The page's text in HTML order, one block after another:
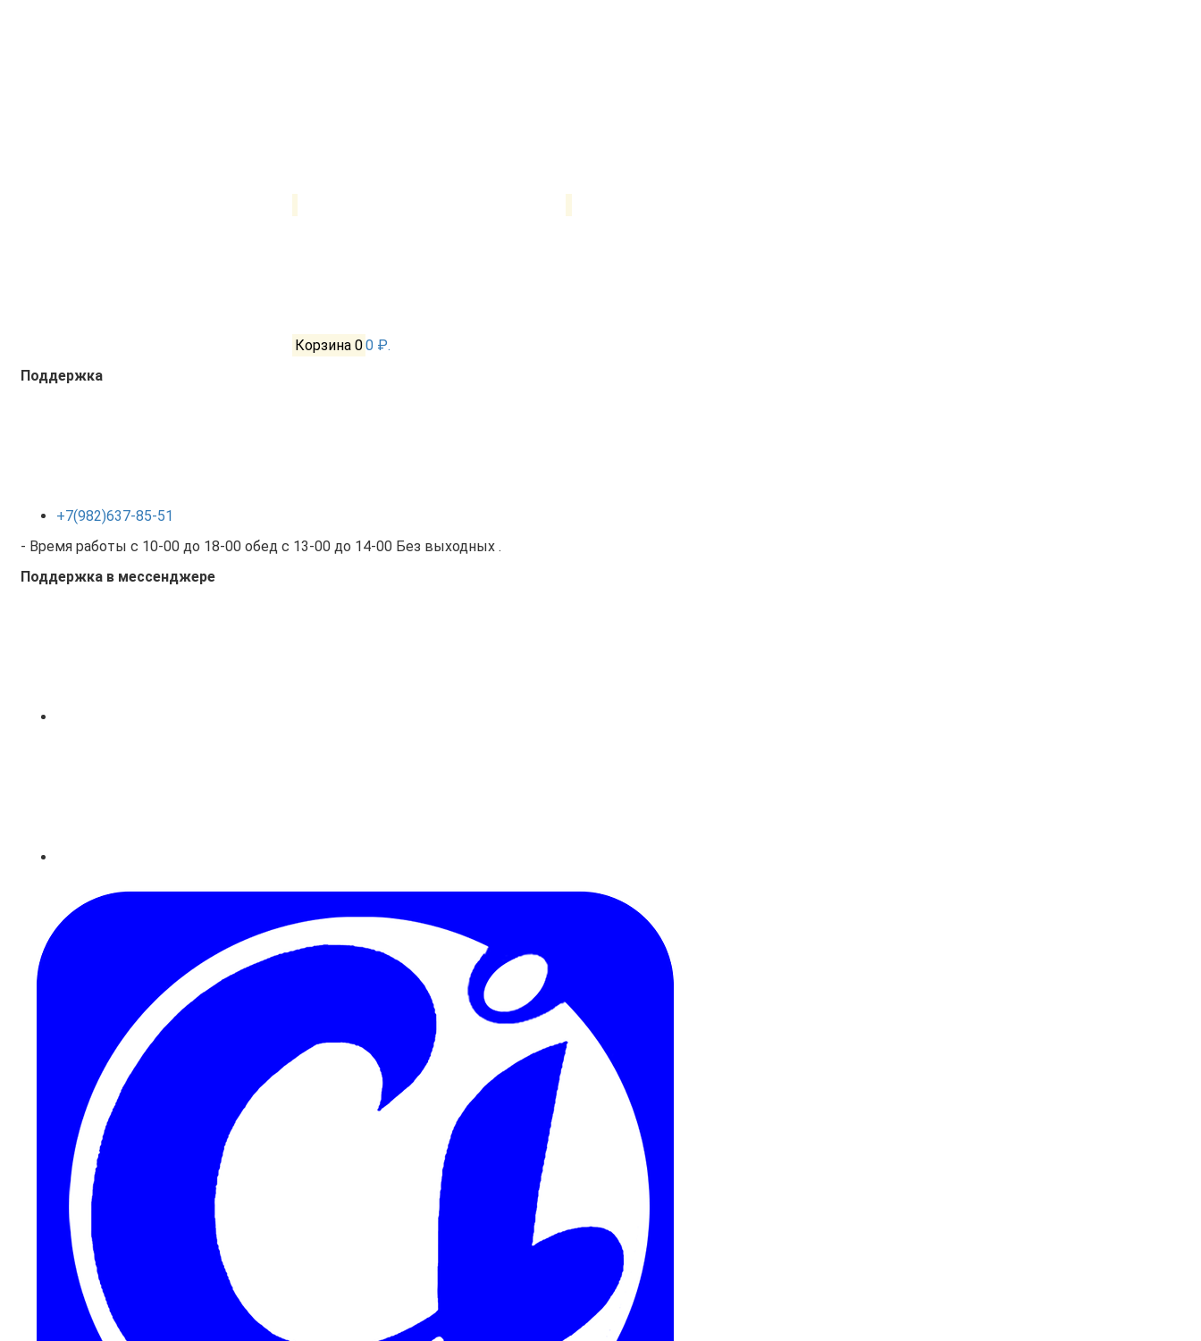
Корзина 00 ₽.
Поддержка
+7(982)637-85-51
- Время работы с 10-00 до 18-00 обед с 13-00 до 14-00 Без выходных .
Поддержка в мессенджере